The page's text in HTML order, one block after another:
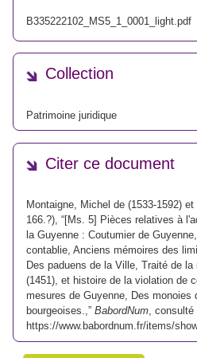
B335222102_MS5_1_0001_light.pdf
Collection
Patrimoine juridique
Citer ce document
Montaigne, Michel de (1533-1592)
166.?), “[Ms. 5] Pièces relatives à
la Guyenne : Coutumier de
contablie, Anciens mémoires des
Des paduens de la Ville, Traité de la
(1451), et histoire de la violation de
mesures de Guyenne, Des monoies
bourgeoises.,” BabordNum, consulté
https://www.babordnum.fr/items/